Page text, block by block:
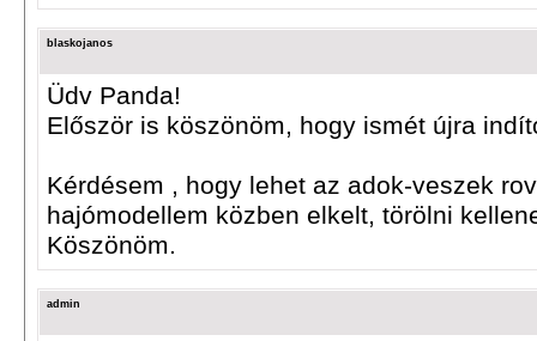
blaskojanos
Üdv Panda!
Először is köszönöm, hogy ismét újra
Kérdésem , hogy lehet az adok-veszek
hajómodellem közben elkelt, törölni
Köszönöm.
admin